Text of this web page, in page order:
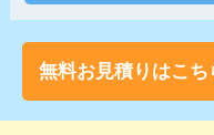
無料お見積りはこち